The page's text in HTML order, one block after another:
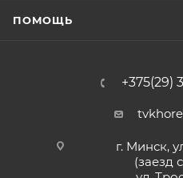
ПОМОЩЬ
+375(29)
г. Минск,
(заезд